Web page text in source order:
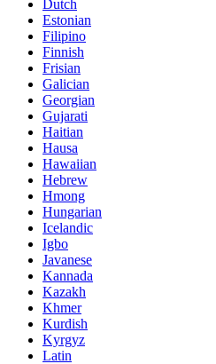
Dutch
Estonian
Filipino
Finnish
Frisian
Galician
Georgian
Gujarati
Haitian
Hausa
Hawaiian
Hebrew
Hmong
Hungarian
Icelandic
Igbo
Javanese
Kannada
Kazakh
Khmer
Kurdish
Kyrgyz
Latin